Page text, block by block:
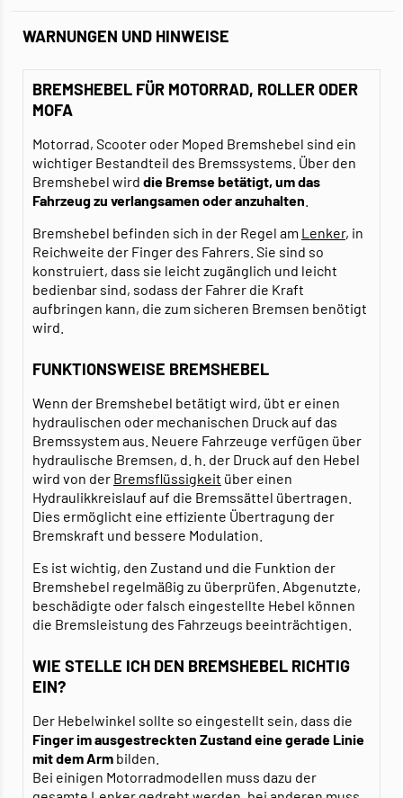
WARNUNGEN UND HINWEISE
BREMSHEBEL FÜR MOTORRAD, ROLLER ODER
MOFA
Motorrad, Scooter oder Moped Bremshebel sind ein
wichtiger Bestandteil des Bremssystems. Über den
Bremshebel wird die Bremse betätigt, um das
Fahrzeug zu verlangsamen oder anzuhalten
Bremshebel befinden sich in der Regel am Lenker, in
Reichweite der Finger des Fahrers. Sie sind so
konstruiert, dass sie leicht zugänglich und leicht
bedienbar sind, sodass der Fahrer die Kraft
aufbringen kann, die zum sicheren Bremsen benötigt
wird.
FUNKTIONSWEISE BREMSHEBEL
Wenn der Bremshebel betätigt wird, übt er einen
hydraulischen oder mechanischen Druck auf das
Bremssystem aus. Neuere Fahrzeuge verfügen über
hydraulische Bremsen, d. h. der Druck auf den Hebel
wird von der Bremsflüssigkeit über einen
Hydraulikkreislauf auf die Bremssättel übertragen.
Dies ermöglicht eine effiziente Übertragung der
Bremskraft und bessere Modulation.
Es ist wichtig, den Zustand und die Funktion der
Bremshebel regelmäßig zu überprüfen. Abgenutzte,
beschädigte oder falsch eingestellte Hebel können
die Bremsleistung des Fahrzeugs beeinträchtigen.
WIE STELLE ICH DEN BREMSHEBEL RICHTIG
EIN?
Der Hebelwinkel sollte so eingestellt sein, dass die
Finger im ausgestreckten Zustand eine gerade Linie
mit dem Arm bilden.
Bei einigen Motorradmodellen muss dazu der